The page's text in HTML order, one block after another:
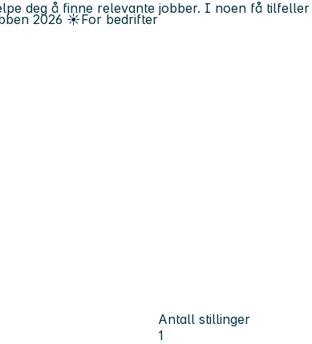
2026 ☀️For bedrifter
Antall stillinger
1
deg å finne relevante jobber. I noen få